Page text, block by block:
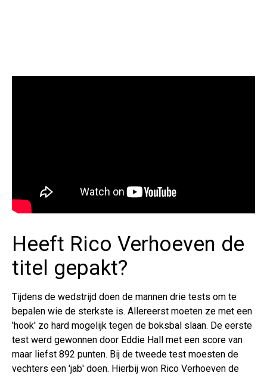
Heeft Rico Verhoeven de
titel gepakt?
Tijdens de wedstrijd doen de mannen drie tests om te
bepalen wie de sterkste is. Allereerst moeten ze met een
'hook' zo hard mogelijk tegen de boksbal slaan. De eerste
test werd gewonnen door Eddie Hall met een score van
maar liefst 892 punten. Bij de tweede test moesten de
vechters een 'jab' doen. Hierbij won Rico Verhoeven de